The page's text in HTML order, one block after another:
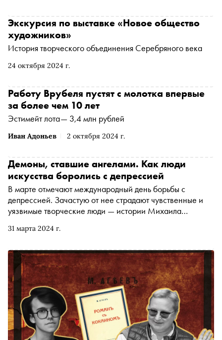
24 октября 2024 г.
Экскурсия по выставке «Новое общество
художников»
История творческого объединения Серебряного века
Иван Адоньев 2 октября 2024 г.
Работу Врубеля пустят с молотка впервые
за более чем 10 лет
Эстимейт лота— 3,4 млн рублей
31 марта 2024 г.
Демоны, ставшие ангелами. Как люди
искусства боролись с депрессией
В марте отмечают международный день борьбы с
депрессией. Зачастую от нее страдают чувственные и
уязвимые творческие люди — истории Михаила
Триера служат тому примером. О том, как они сделали
благодаря творчеству, — в материале «Сноба»